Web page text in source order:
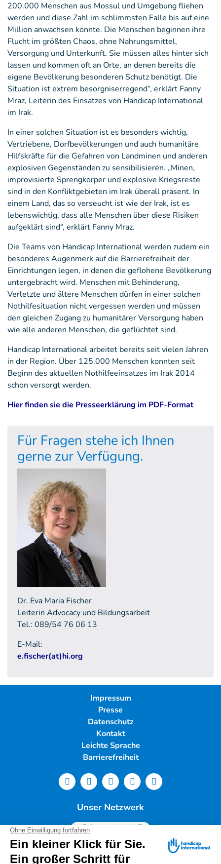
200.000 Menschen aus Mossul und Umgebung fliehen
werden und diese Zahl im schlimmsten Falle bis auf eine
Million anwachsen könnte. Die Menschen beginnen ihre
Flucht im größten Chaos, ohne Nahrungsmittel,
Versorgung und Unterkunft. Sie müssen alles hinter sich
lassen und kommen oft an Orte, an denen bereits die
eigene Bevölkerung besonderen Schutz benötigt. Die
Situation ist extrem besorgniserregend“, erklärt Fanny
Mraz, Leiterin des Einsatzes von Handicap International
im Irak.
In einer solchen Situation ist es besonders wichtig,
Vertriebene, Dorfbevölkerungen und auch humanitäre
Hilfskräfte für die Gefahren von Landminen und anderen
explosiven Gegenständen zu sensibilisieren. „Minen,
improvisierte Sprengkörper und explosive Kriegsreste
sind in den Konfliktgebieten im Irak überall präsent. In
einem Land, das so verseucht ist wie der Irak, ist es
lebenswichtig, dass alle Menschen über diese Risiken
aufgeklärt sind“, erklärt Fanny Mraz.
Die Teams von Handicap International werden zudem ein
besonderes Augenmerk auf die Barrierefreiheit der
Einrichtungen legen, in denen die geflohene Bevölkerung
untergebracht wird. Menschen mit Behinderung,
Verletzte und ältere Menschen dürfen in einer solchen
Nothilfesituation nicht vergessen werden und müssen
den gleichen Zugang zu humanitärer Versorgung haben
wie alle anderen Menschen, die geflüchtet sind.
Handicap International arbeitet bereits seit vielen Jahren
in der Region. Über 125.000 Menschen konnten seit
Beginn des aktuellen Nothilfeeinsatzes im Irak 2014
schon versorgt werden.
Hier finden sie die Presseerklärung im PDF-Format
Für Fragen stehe ich Ihnen
gerne zur Verfügung.
Dr. Eva Maria Fischer
Leiterin Advocacy und Bildungsarbeit
Tel.: 089/54 76 06 13
E-Mail:
e.fischer(at)hi.org
Impressum
Presse
Datenschutz
Kontakt
Leichte Sprache
Barrierefreiheit
Unser Netzwerk
Deutschland
Handicap International e.V. | Lindwurmstr. 101 | 80337
München |